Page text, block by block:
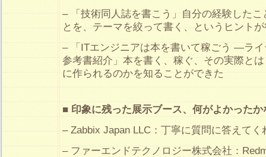
– 「技術同人誌を書こう」自分の経験した
とを、テーマを絞って書く、というヒント
– 「ITエンジニアは本を書いて稼ごう ―ラ
参考書紹介」本を書く、稼ぐ、その実際と
に作られるのかを知ることができた
■ 印象に残った展示ブース、何がよかった
– Zabbix Japan LLC：丁寧に質問に答えてく
– ファーエンドテクノロジー株式会社：